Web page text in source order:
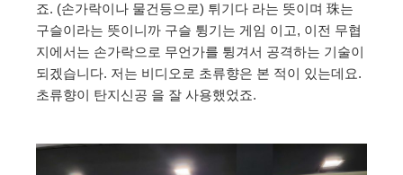
죠. (손가락이나 물건등으로) 튀기다 라는 뜻이며 珠는
구슬이라는 뜻이니까 구슬 튕기는 게임 이고, 이전 무협
지에서는 손가락으로 무언가를 튕겨서 공격하는 기술이
되겠습니다. 저는 비디오로 초류향은 본 적이 있는데요.
초류향이 탄지신공 을 잘 사용했었죠.